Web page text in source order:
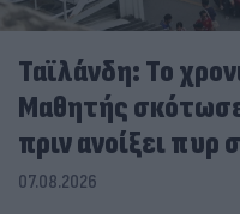
Ταϊλάνδη: Το
Μαθητής
πριν ανοίξει πυρ
07.08.2026